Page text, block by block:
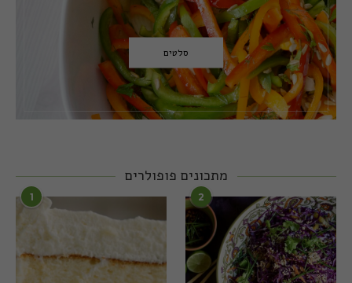
סלטים
מתכונים פופולרים
1 2